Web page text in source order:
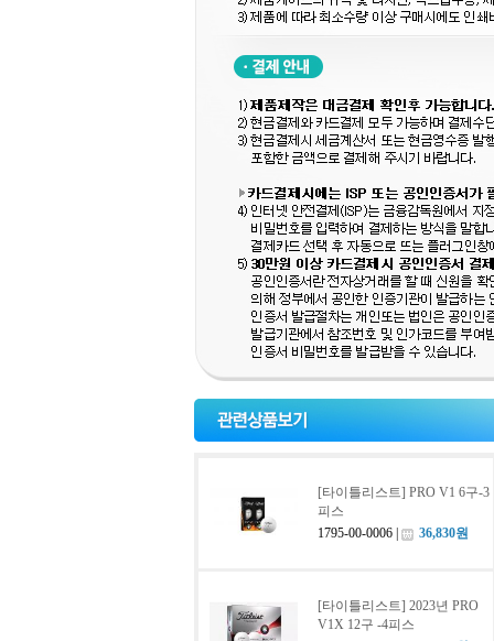
[타이틀리스트] PRO V1 6구-3
피스
1795-00-0006 |
36,830원
[타이틀리스트] 2023년 PRO
V1X 12구 -4피스